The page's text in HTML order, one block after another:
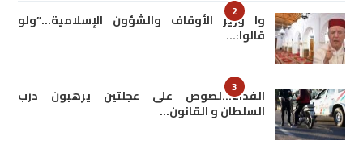
2
وا وزير الأوقاف والشؤون الإسلامية…”ولو
قالوا:…
3
الفداء…لصوص على عجلتين يرهبون درب
السلطان و القانون…